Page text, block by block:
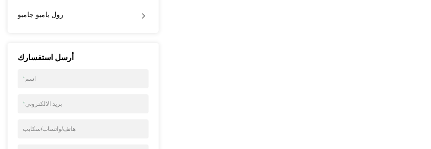
رول بامبو جامبو
أرسل استفسارك
*اسم
*بريد الالكتروني
هاتف/واتساب/سكايب